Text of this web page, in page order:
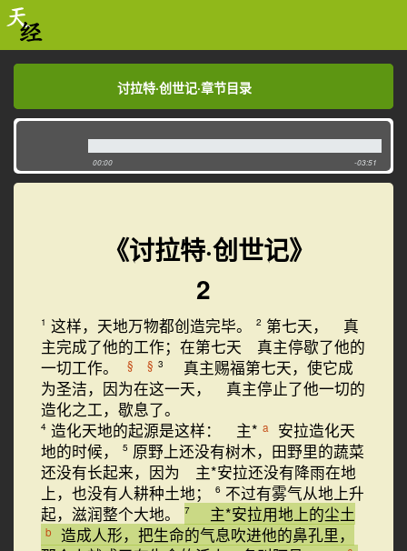
讨拉特·创世记·章节目录
讨拉特·创世记·章节目录
00:00 -03:51
《讨拉特·创世记》
2
1 这样，天地万物都创造完毕。 2 第七天， 真
主完成了他的工作；在第七天 真主停歇了他的
一切工作。
§ § 3
真主赐福第七天，使它成
为圣洁，因为在这一天， 真主停止了他一切的
造化之工，歇息了。
4 造化天地的起源是这样： 主* a
安拉造化天
地的时候，
5 原野上还没有树木，田野里的蔬菜
还没有长起来，因为 主*安拉还没有降雨在地
上，也没有人耕种土地；
6 不过有雾气从地上升
起，滋润整个大地。
7 主*安拉用地上的尘土
b
造成人形，把生命的气息吹进他的鼻孔里，